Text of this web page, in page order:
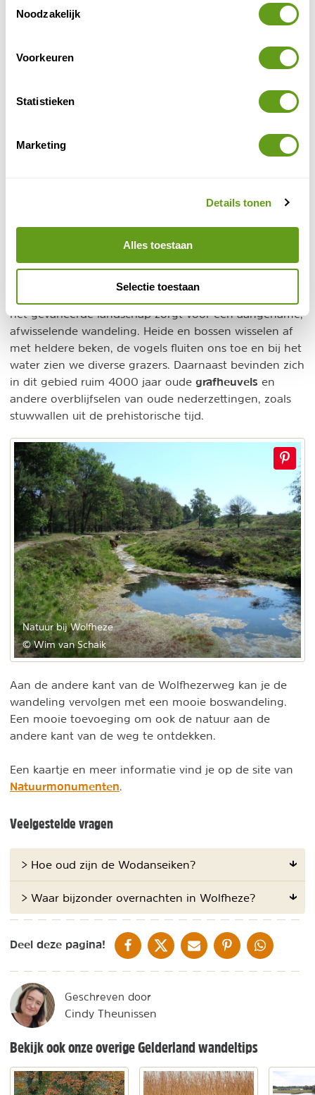
Noodzakelijk
Voorkeuren
Statistieken
Marketing
Details tonen
Alles toestaan
Selectie toestaan
Het is fraai wandelen in denatuur bij Wolfheze
verschillende paden volgen. De ca. 4,5 kilometer lange
het gevarieerde landschap zorgt voor een aangename,
afwisselende wandeling. Heide en bossen wisselen af
met heldere beken, de vogels fluiten ons toe en bij het
water zien we diverse grazers. Daarnaast bevinden zich
in dit gebied ruim 4000 jaar oude grafheuvels en
andere overblijfselen van oude nederzettingen, zoals
stuwwallen uit de prehistorische tijd.
Natuur bij Wolfheze
© Wim van Schaik
Aan de andere kant van de Wolfhezerweg kan je de
wandeling vervolgen met een mooie boswandeling.
Een mooie toevoeging om ook de natuur aan de
andere kant van de weg te ontdekken.
Een kaartje en meer informatie vind je op de site van
Natuurmonumenten
Veelgestelde vragen
> Hoe oud zijn de Wodanseiken?
> Waar bijzonder overnachten in Wolfheze?
Deel deze pagina! DELEN OP FACEBOOK
DELEN OP XDELEN VIA DE MAIL
DELEN OP PINTEREST
DELEN OP
Geschreven door
Cindy Theunissen
Bekijk ook onze overige Gelderland wandeltips